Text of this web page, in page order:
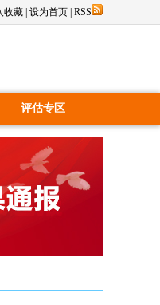
收藏 设为首页 RSS
评估专区